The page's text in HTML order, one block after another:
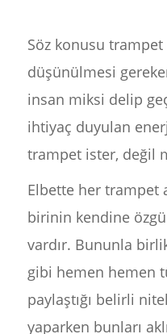
Söz konusu
düşünülmesi
insan miksi delip
ihtiyaç duyulan
trampet ister, değil
Elbette her trampet
birinin kendine
vardır. Bununla
gibi hemen hemen
paylaştığı belirli
yaparken bunları